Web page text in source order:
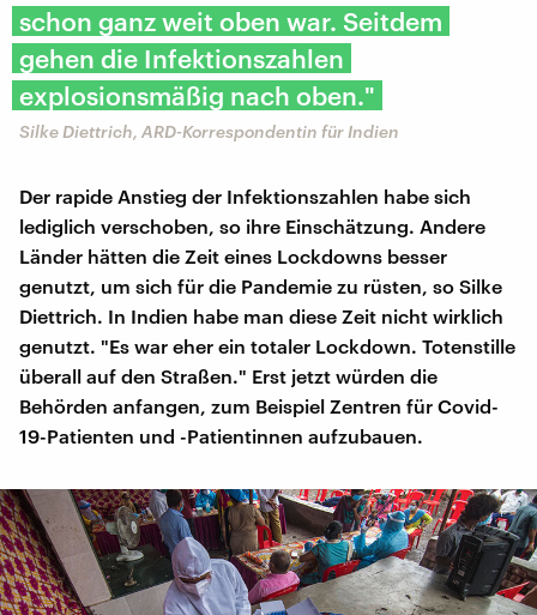
schon ganz weit oben war. Seitdem
gehen die Infektionszahlen
explosionsmäßig nach oben."
Silke Diettrich, ARD-Korrespondentin für Indien
Der rapide Anstieg der Infektionszahlen habe sich
lediglich verschoben, so ihre Einschätzung. Andere
Länder hätten die Zeit eines Lockdowns besser
genutzt, um sich für die Pandemie zu rüsten, so Silke
Diettrich. In Indien habe man diese Zeit nicht wirklich
genutzt. "Es war eher ein totaler Lockdown. Totenstille
überall auf den Straßen." Erst jetzt würden die
Behörden anfangen, zum Beispiel Zentren für Covid-
19-Patienten und -Patientinnen aufzubauen.